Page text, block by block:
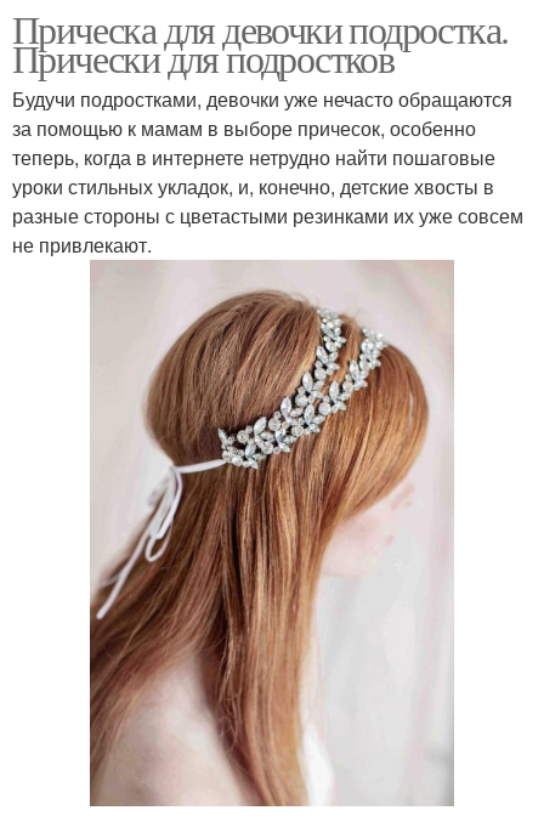
Прическа для девочки подростка.
Прически для подростков
Будучи подростками, девочки уже нечасто обращаются
за помощью к мамам в выборе причесок, особенно
теперь, когда в интернете нетрудно найти пошаговые
уроки стильных укладок, и, конечно, детские хвосты в
разные стороны с цветастыми резинками их уже совсем
не привлекают.